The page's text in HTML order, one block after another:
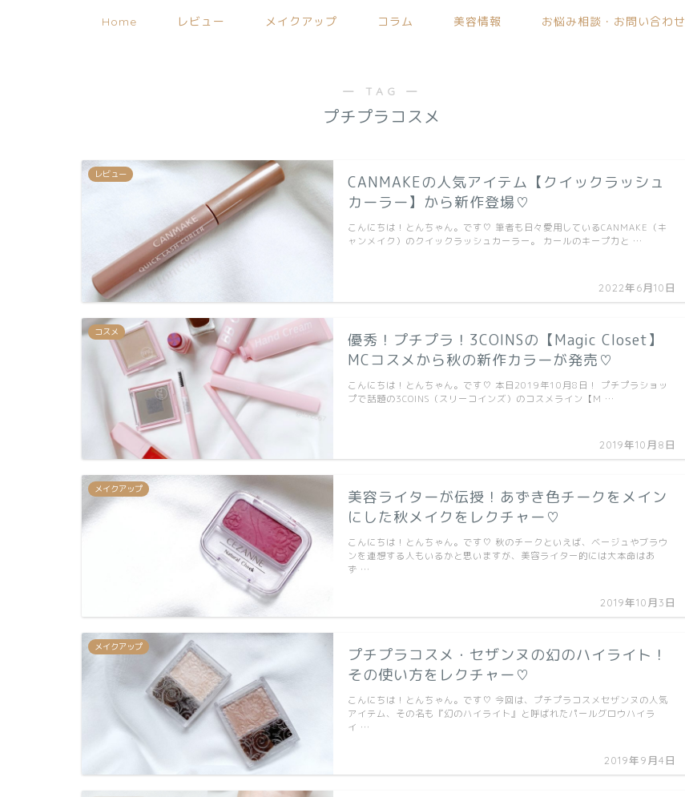
Home レビュー メイクアップ コラム 美容情報 お悩み相談・お問い合わせ
― TAG ―
プチプラコスメ
レビュー
CANMAKEの人気アイテム【クイックラッシュ
カーラー】から新作登場♡
2022年6月10日
こんにちは！とんちゃん。です♡ 筆者も日々愛用しているCANMAKE（キ
ャンメイク）のクイックラッシュカーラー。 カールのキープ力と …
コスメ
優秀！プチプラ！3COINSの【Magic Closet】
MCコスメから秋の新作カラーが発売♡
2019年10月8日
こんにちは！とんちゃん。です♡ 本日2019年10月8日！ プチプラショッ
プで話題の3COINS（スリーコインズ）のコスメライン【M …
メイクアップ
美容ライターが伝授！あずき色チークをメイン
にした秋メイクをレクチャー♡
2019年10月3日
こんにちは！とんちゃん。です♡ 秋のチークといえば、ベージュやブラウ
ンを連想する人もいるかと思いますが、美容ライター的には大本命はあ
ず …
メイクアップ
プチプラコスメ・セザンヌの幻のハイライト！
その使い方をレクチャー♡
2019年9月4日
こんにちは！とんちゃん。です♡ 今回は、プチプラコスメセザンヌの人気
アイテム、その名も『幻のハイライト』と呼ばれたパールグロウハイラ
イ …